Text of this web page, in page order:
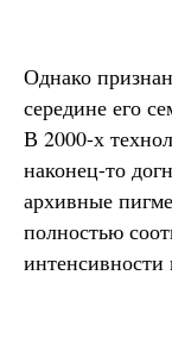
Однако
середине его
В 2000-х
наконец-то
архивные
полностью
интенсивности